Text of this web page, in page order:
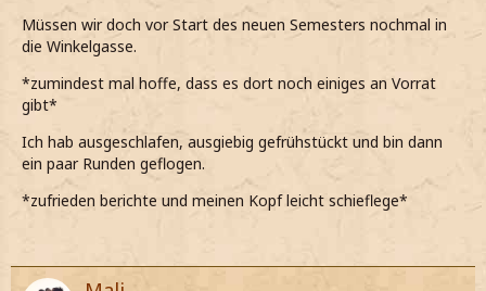
Müssen wir doch vor Start des neuen Semesters nochmal in
die Winkelgasse.
*zumindest mal hoffe, dass es dort noch einiges an Vorrat
gibt*
Ich hab ausgeschlafen, ausgiebig gefrühstückt und bin dann
ein paar Runden geflogen.
*zufrieden berichte und meinen Kopf leicht schieflege*